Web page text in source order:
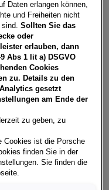
Oberösterreich
(85 kW)
Daten erlangen können,
und Freiheiten nicht
sind.Sollten Sie das
oder
erlauben, dann
Abs 1 lit a) DSGVO
Cookies
zu. Details zu den
gesetzt
am Ende der
zu geben, zu
Cookies ist die Porsche
finden Sie in der
Sie finden die